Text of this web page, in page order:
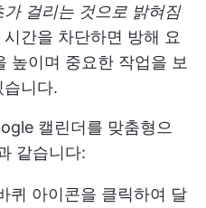
걸리는 것으로 밝혀짐
간을 차단하면 방해 요
높이며 중요한 작업을 보
니다.
캘린더를 맞춤형으
같습니다:
퀴 아이콘을 클릭하여 달